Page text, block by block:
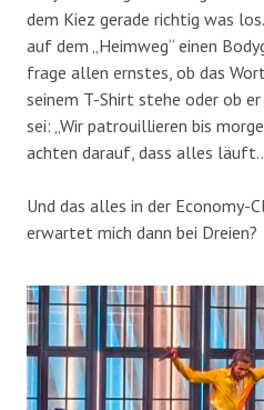
dem Kiez gerade richtig was
auf dem „Heimweg“ einen
frage allen ernstes, ob das
seinem T-Shirt stehe oder ob
sei: „Wir patrouillieren bis
achten darauf, dass alles
Und das alles in der Economy-
erwartet mich dann bei Dreien?